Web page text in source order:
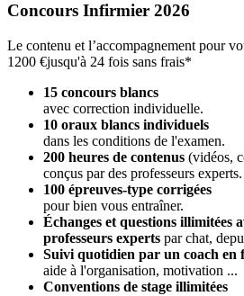
Concours Infirmier 2026
Le contenu et l’accompagnement pour
1200 €jusqu'à 24 fois sans frais*
15 concours blancs
avec correction individuelle.
10 oraux blancs individuels
dans les conditions de l'examen.
200 heures de contenus (vidéos,
conçus par des professeurs experts.
100 épreuves-type corrigées
pour bien vous entraîner.
Échanges et questions illimitées
professeurs experts par chat,
Suivi quotidien par un coach en
aide à l'organisation, motivation ...
Conventions de stage illimitées